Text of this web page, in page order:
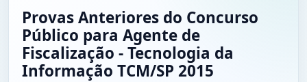
Provas Anteriores do Concurso
Público para Agente de
Fiscalização - Tecnologia da
Informação TCM/SP 2015